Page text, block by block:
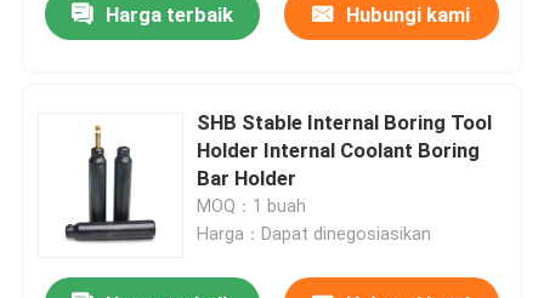
Harga terbaik Hubungi kami
SHB Stable Internal Boring Tool
Holder Internal Coolant Boring
Bar Holder
MOQ：1 buah
Harga：Dapat dinegosiasikan